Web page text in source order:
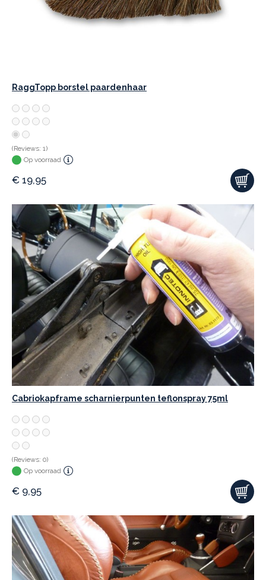
RaggTopp borstel paardenhaar
(Reviews: 1)
Op voorraad
€ 19,95
Cabriokapframe scharnierpunten teflonspray 75ml
(Reviews: 0)
Op voorraad
€ 9,95